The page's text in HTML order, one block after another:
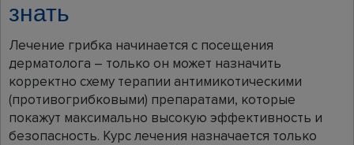
знать
Лечение грибка начинается с посещения
дерматолога – только он может назначить
корректно схему терапии антимикотическими
(противогрибковыми) препаратами, которые
покажут максимально высокую эффективность и
безопасность. Курс лечения назначается только